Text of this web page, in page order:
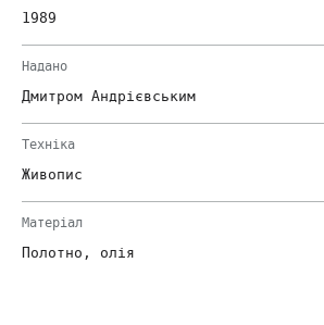
1989
Надано
Дмитром Андрієвським
Техніка
Живопис
Матеріал
Полотно, олія